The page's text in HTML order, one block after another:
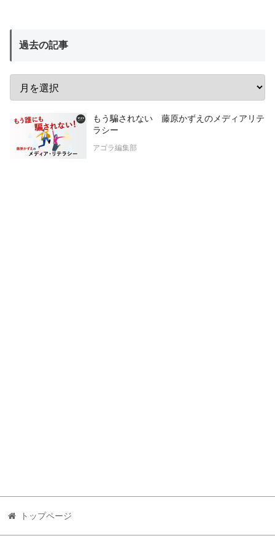
過去の記事
もう騙されない 藤原かずえのメディアリテ
ラシー
アゴラ編集部
トップページ